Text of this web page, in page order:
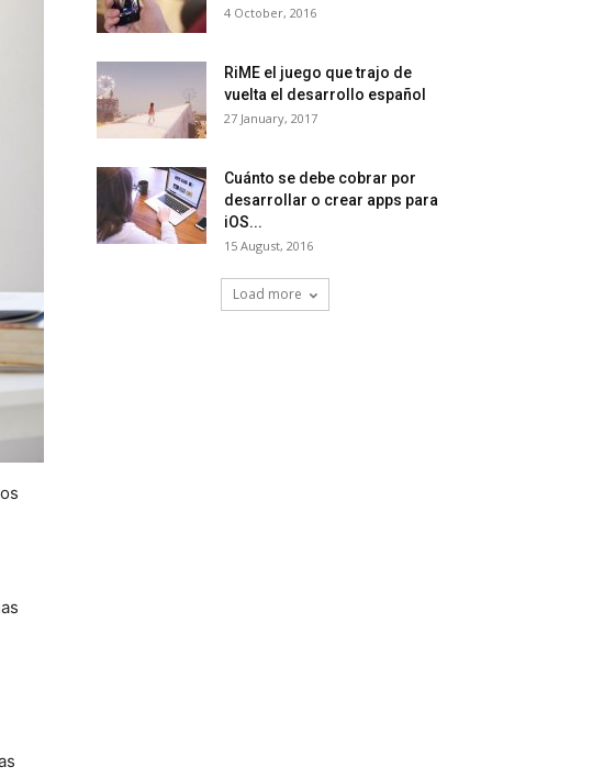
4 October, 2016
RiME el juego que trajo de
vuelta el desarrollo español
27 January, 2017
Cuánto se debe cobrar por
desarrollar o crear apps para
iOS...
15 August, 2016
Load more